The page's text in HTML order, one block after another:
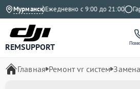
Мурманск
Яндекс Ежедневно с 9:00 до 21:00
REMSUPPORT
Главная Ремонт vr систем